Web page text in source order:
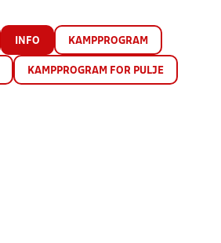
INFO KAMPPROGRAM
KAMPPROGRAM FOR PULJE